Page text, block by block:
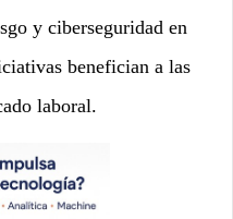
y ciberseguridad en
benefician a las
laboral.